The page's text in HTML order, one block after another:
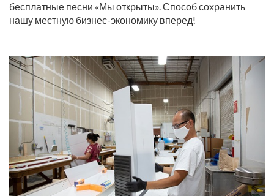
бесплатные песни «Мы открыты». Способ сохранить
нашу местную бизнес-экономику вперед!